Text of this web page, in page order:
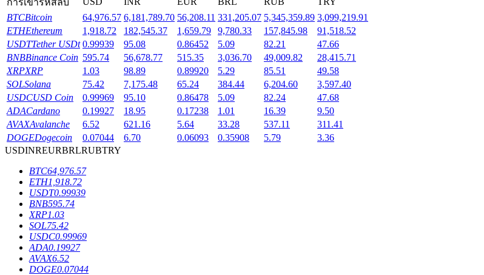
Launchpool
BTCBitcoin 64,976.57 6,181,789.70 56,208.11 331,205.07 5,345,359.89 3,099,219.91
ETHEthereum 1,918.72 182,545.37 1,659.79 9,780.33 157,845.98
91,518.52
USDTTether USDt 0.99939 95.08 0.86452 5.09 82.21
47.66
BNBBinance Coin 595.74 56,678.77 515.35 3,036.70 49,009.82
28,415.71
XRPXRP 1.03 98.89 0.89920 5.29 85.51
49.58
SOLSolana 75.42 7,175.48 65.24 384.44 6,204.60
3,597.40
USDCUSD Coin 0.99969 95.10 0.86478 5.09 82.24
47.68
ADACardano 0.19927 18.95 0.17238 1.01 16.39
9.50
AVAXAvalanche 6.52 621.16 5.64 33.28 537.11
311.41
DOGEDogecoin 0.07044 6.70 0.06093 0.35908 5.79
3.36
USDINREURBRLRUBTRY
BTC64,976.57
ETH1,918.72
USDT0.99939
BNB595.74
XRP1.03
SOL75.42
USDC0.99969
ADA0.19927
AVAX6.52
DOGE0.07044